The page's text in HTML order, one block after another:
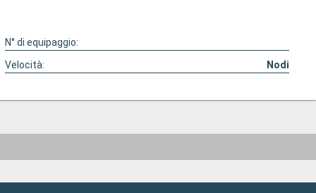
N° di equipaggio:
Velocità: Nodi